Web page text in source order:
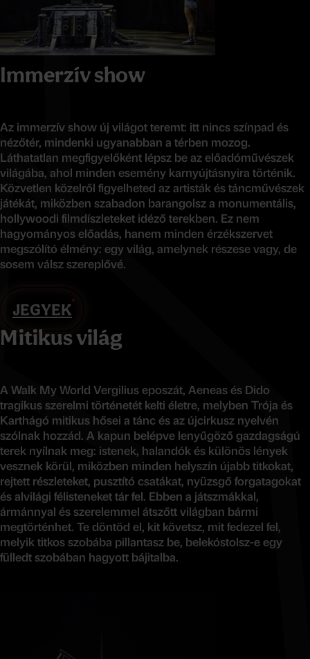
Immerzív show
Az immerzív show új világot teremt: itt nincs színpad és
nézőtér, mindenki ugyanabban a térben mozog.
Láthatatlan megfigyelőként lépsz be az előadóművészek
világába, ahol minden esemény karnyújtásnyira történik.
Közvetlen közelről figyelheted az artisták és táncművészek
játékát, miközben szabadon barangolsz a monumentális,
hollywoodi filmdíszleteket idéző terekben. Ez nem
hagyományos előadás, hanem minden érzékszervet
megszólító élmény: egy világ, amelynek részese vagy, de
sosem válsz szereplővé.
JEGYEK
Mitikus világ
A Walk My World Vergilius eposzát, Aeneas és Dido
tragikus szerelmi történetét kelti életre, melyben Trója és
Karthágó mitikus hősei a tánc és az újcirkusz nyelvén
szólnak hozzád. A kapun belépve lenyűgöző gazdagságú
terek nyílnak meg: istenek, halandók és különös lények
vesznek körül, miközben minden helyszín újabb titkokat,
rejtett részleteket, pusztító csatákat, nyüzsgő forgatagokat
és alvilági félisteneket tár fel. Ebben a játszmákkal,
ármánnyal és szerelemmel átszőtt világban bármi
megtörténhet. Te döntöd el, kit követsz, mit fedezel fel,
melyik titkos szobába pillantasz be, belekóstolsz-e egy
fülledt szobában hagyott bájitalba.